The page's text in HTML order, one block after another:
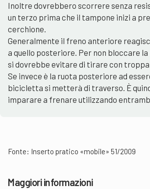
Inoltre dovrebbero scorrere senza
un terzo prima che il tampone inizi a
cerchione.
Generalmente il freno anteriore
a quello posteriore. Per non bloccare
si dovrebbe evitare di tirare con
Se invece è la ruota posteriore ad
bicicletta si metterà di traverso. È
imparare a frenare utilizzando
Fonte: Inserto pratico «mobile» 51/2009
Maggiori informazioni